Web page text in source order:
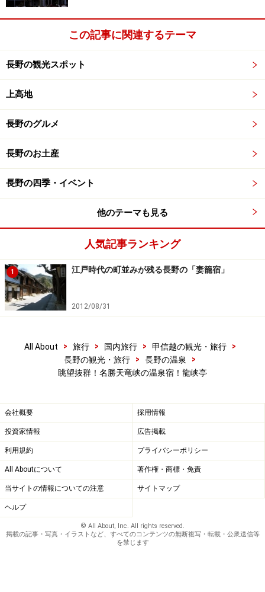
この記事に関連するテーマ
長野の観光スポット
上高地
長野のグルメ
長野のお土産
長野の四季・イベント
他のテーマも見る
人気記事ランキング
1 江戸時代の町並みが残る長野の「妻籠宿」
2012/08/31
All About > 旅行 > 国内旅行 > 甲信越の観光・旅行
>
長野の観光・旅行
> 長野の温泉
>
眺望抜群！名勝天竜峡の温泉宿！龍峡亭
会社概要 採用情報
投資家情報 広告掲載
利用規約 プライバシーポリシー
All Aboutについて 著作権・商標・免責
当サイトの情報についての注意 サイトマップ
ヘルプ
© All About, Inc. All rights reserved.
掲載の記事・写真・イラストなど、すべてのコンテンツの無断複写・転載・公衆送信等
を禁じます